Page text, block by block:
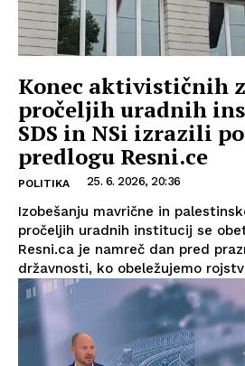
Konec aktivističnih
pročeljih uradnih
SDS in NSi izrazili
predlogu Resni.ce
POLITIKA 25. 6. 2026, 20:36
Izobešanju mavrične in
pročeljih uradnih institucij se
Resni.ca je namreč dan pred
državnosti, ko obeležujemo